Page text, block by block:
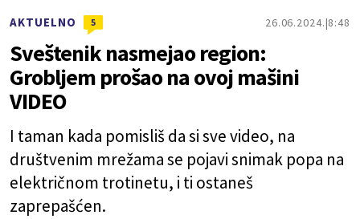
AKTUELNO 5 26.06.2024. 8:48
Sveštenik nasmejao region:
Grobljem prošao na ovoj mašini
VIDEO
I taman kada pomisliš da si sve video, na
društvenim mrežama se pojavi snimak popa na
električnom trotinetu, i ti ostaneš
zaprepašćen.